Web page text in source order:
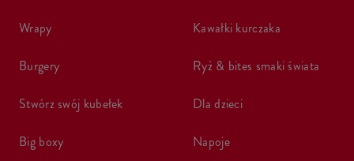
wrapy
burgery
stwórz swój kubełek
big boxy
kawałki kurczaka
ryż & bites smaki świata
dla dzieci
napoje